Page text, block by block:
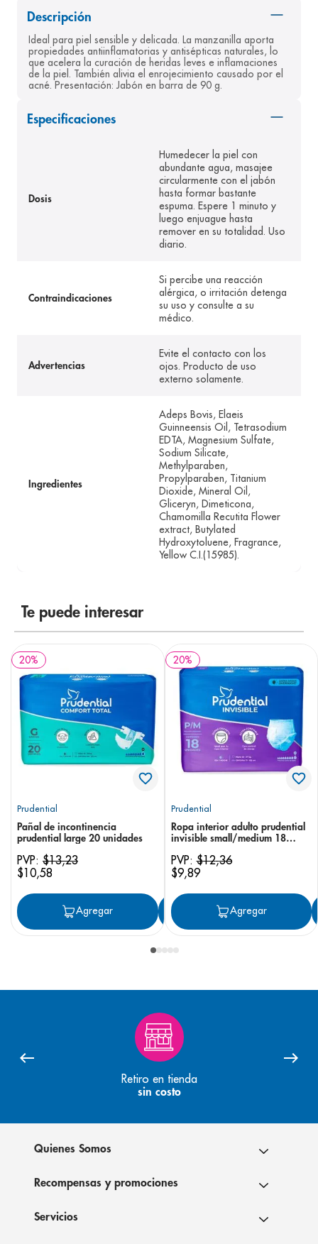
Descripción
Ideal para piel sensible y delicada. La manzanilla aporta
propiedades antiinflamatorias y antisépticas naturales, lo
que acelera la curación de heridas leves e inflamaciones
de la piel. También alivia el enrojecimiento causado por el
acné. Presentación: Jabón en barra de 90 g.
Especificaciones
Dosis
Humedecer la piel con
abundante agua, masajee
circularmente con el jabón
hasta formar bastante
espuma. Espere 1 minuto y
luego enjuague hasta
remover en su totalidad. Uso
diario.
Contraindicaciones
Si percibe una reacción
alérgica, o irritación detenga
su uso y consulte a su
médico.
Advertencias
Evite el contacto con los
ojos. Producto de uso
externo solamente.
Ingredientes
Adeps Bovis, Elaeis
Guinneensis Oil, Tetrasodium
EDTA, Magnesium Sulfate,
Sodium Silicate,
Methylparaben,
Propylparaben, Titanium
Dioxide, Mineral Oil,
Gliceryn, Dimeticona,
Chamomilla Recutita Flower
extract, Butylated
Hydroxytoluene, Fragrance,
Yellow C.I.(15985).
Te puede interesar
20%
Prudential
Pañal de incontinencia
prudential large 20 unidades
PVP: $13,23
$10,58
Agregar Agregar
20%
Prudential
Ropa interior adulto prudential
invisible small/medium 18
PVP:$12,36
$9,89
Agregar
Retiro en tienda
sin costo
Quienes Somos
Recompensas y promociones
Servicios
8. desodorante
9. pediasure
10. panolini